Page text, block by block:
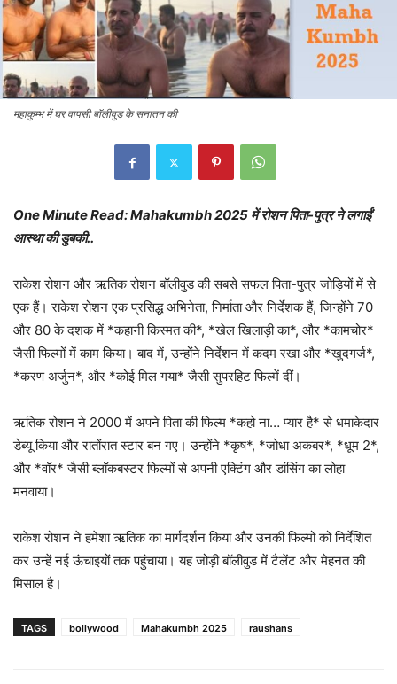
महाकुम्भ में घर वापसी बॉलीवुड के सनातन की
One Minute Read: Mahakumbh 2025 में रोशन पिता-पुत्र ने लगाईं
आस्था की डुबकी..
राकेश रोशन और ऋतिक रोशन बॉलीवुड की सबसे सफल पिता-पुत्र जोड़ियों में से
एक हैं। राकेश रोशन एक प्रसिद्ध अभिनेता, निर्माता और निर्देशक हैं, जिन्होंने 70
और 80 के दशक में *कहानी किस्मत की*, *खेल खिलाड़ी का*, और *कामचोर*
जैसी फिल्मों में काम किया। बाद में, उन्होंने निर्देशन में कदम रखा और *खुदगर्ज*,
*करण अर्जुन*, और *कोई मिल गया* जैसी सुपरहिट फिल्में दीं।
ऋतिक रोशन ने 2000 में अपने पिता की फिल्म *कहो ना… प्यार है* से धमाकेदार
डेब्यू किया और रातोंरात स्टार बन गए। उन्होंने *कृष*, *जोधा अकबर*, *धूम 2*,
और *वॉर* जैसी ब्लॉकबस्टर फिल्मों से अपनी एक्टिंग और डांसिंग का लोहा
मनवाया।
राकेश रोशन ने हमेशा ऋतिक का मार्गदर्शन किया और उनकी फिल्मों को निर्देशित
कर उन्हें नई ऊंचाइयों तक पहुंचाया। यह जोड़ी बॉलीवुड में टैलेंट और मेहनत की
मिसाल है।
TAGS bollywood Mahakumbh 2025 raushans